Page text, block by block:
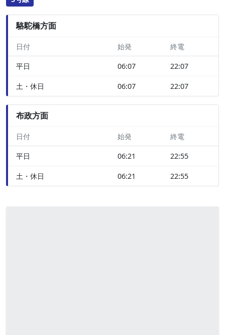
駱駝橋方面
日付 始発 終電
平日 06:07 22:07
土・休日 06:07 22:07
布政方面
日付 始発 終電
平日 06:21 22:55
土・休日 06:21 22:55